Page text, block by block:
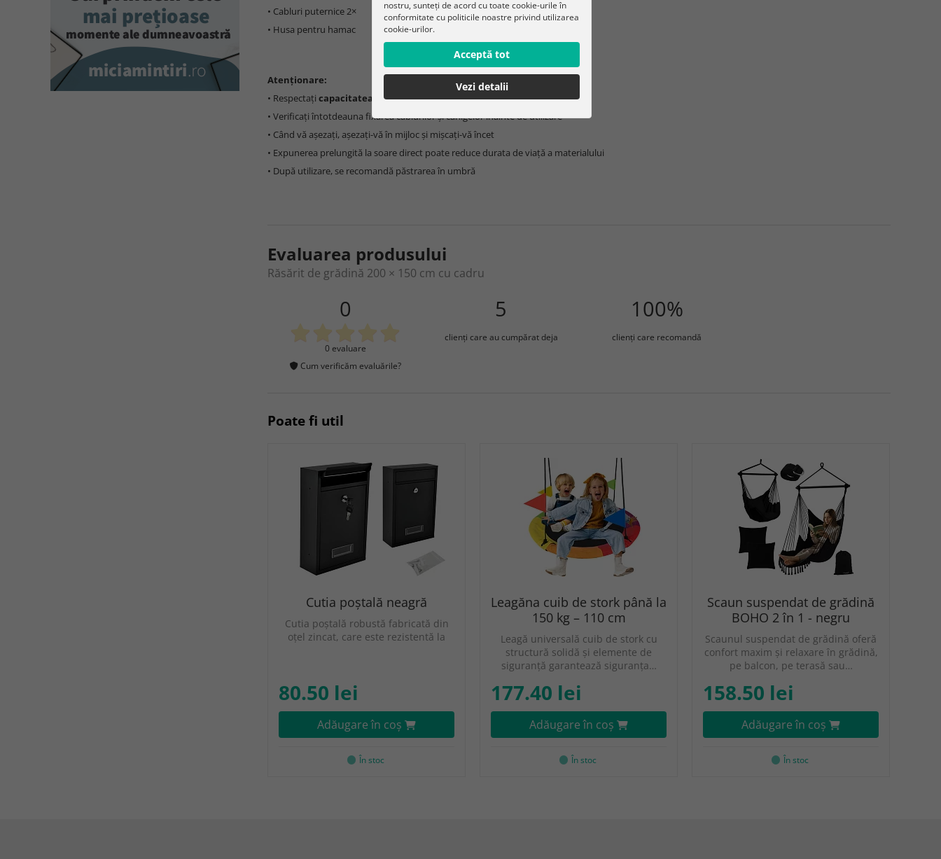
• Cabluri puternice 2×
• Husa pentru hamac
Atenționare:
• Respectați capacitatea maximă de 200 kg
• Verificați întotdeauna fixarea cablurilor și cârligelor înainte de utilizare
• Când vă așezați, așezați-vă în mijloc și mișcați-vă încet
• Expunerea prelungită la soare direct poate reduce durata de viață a materialului
• După utilizare, se recomandă păstrarea în umbră
Evaluarea produsului
Răsărit de grădină 200 × 150 cm cu cadru
0
0 evaluare
Cum verificăm evaluările?
5
clienţi care au cumpărat deja
100%
clienţi care recomandă
Poate fi util
Cutia poștală neagră
Cutia poștală robustă fabricată din
oțel zincat, care este rezistentă la
80.50 lei
Adăugare în coş
În stoc
Leagăna cuib de stork până la
150 kg – 110 cm
Leagă universală cuib de stork cu
structură solidă și elemente de
siguranță garantează siguranța…
177.40 lei
Adăugare în coş
În stoc
Scaun suspendat de grădină
BOHO 2 în 1 - negru
Scaunul suspendat de grădină oferă
confort maxim și relaxare în grădină,
pe balcon, pe terasă sau…
158.50 lei
Adăugare în coş
În stoc
nostru, sunteți de acord cu toate cookie-urile în
conformitate cu politicile noastre privind utilizarea
cookie-urilor.
Acceptă tot
Vezi detalii